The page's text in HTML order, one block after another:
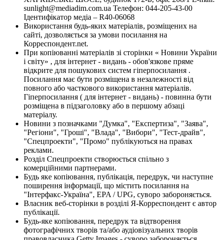
sunlight@mediadim.com.ua Телефон: 044-205-43-00
Ідентифікатор медіа – R40-06068
Використання будь-яких матеріалів, розміщених на
сайті, дозволяється за умови посилання на
Корреспондент.net.
При копіюванні матеріалів зі сторінки « Новини України
і світу» , для інтернет - видань - обов'язкове пряме
відкрите для пошукових систем гіперпосилання .
Посилання має бути розміщена в незалежності від
повного або часткового використання матеріалів.
Гіперпосилання ( для інтернет - видань) - повинна бути
розміщена в підзаголовку або в першому абзаці
матеріалу.
Новини з позначками "Думка", "Експертиза", "Заява",
"Регіони", "Гроші", "Влада", "Вибори", "Тест-драйв",
"Спецпроекти", "Промо" публікуються на правах
реклами.
Розділ Спецпроекти створюється спільно з
комерційними партнерами.
Будь яке копіювання, публікація, передрук, чи наступне
поширення інформації, що містить посилання на
"Інтерфакс-Україна", EPA / UPG, суворо забороняється.
Власник веб-сторінки в розділі Я-Корреспондент є автор
публікації.
Будь-яке копіювання, передрук та відтворення
фотографічних творів та/або аудіовізуальних творів